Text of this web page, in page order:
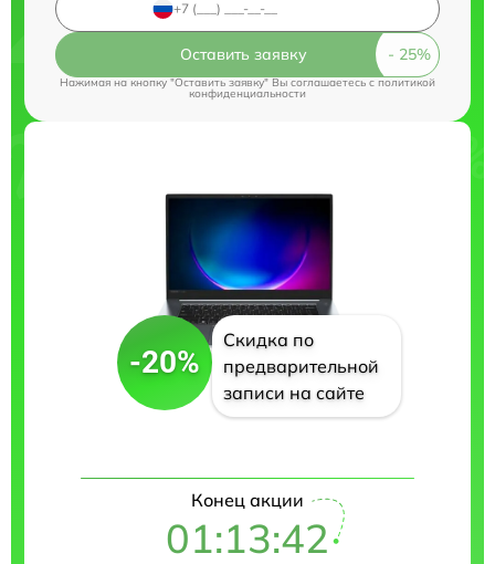
Оставить заявку
Нажимая на кнопку "Оставить заявку" Вы соглашаетесь cполитикой
конфиденциальности
-20%
Скидка по
предварительной
записи на сайте
Конец акции
01:13:41